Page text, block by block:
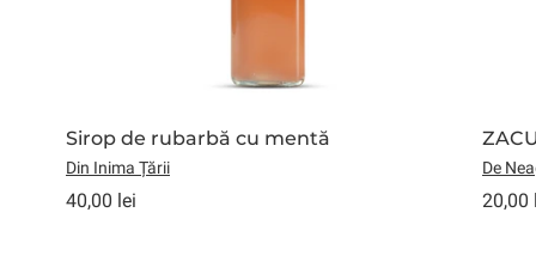
Sirop de rubarbă cu mentă
Din Inima Țării
40,00 lei
De
20,00